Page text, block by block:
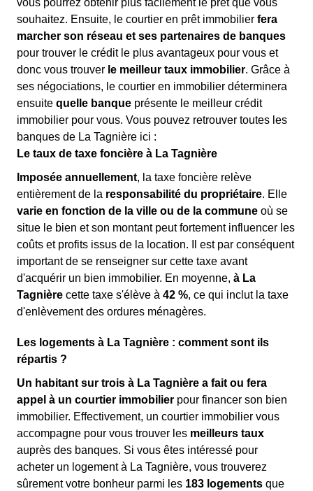
vous pourrez obtenir plus facilement le prêt que vous
souhaitez. Ensuite, le courtier en prêt immobilier fera
marcher son réseau et ses partenaires de banques
pour trouver le crédit le plus avantageux pour vous et
donc vous trouver le meilleur taux immobilier. Grâce à
ses négociations, le courtier en immobilier déterminera
ensuite quelle banque présente le meilleur crédit
immobilier pour vous. Vous pouvez retrouver toutes les
banques de La Tagnière ici :
Le taux de taxe foncière à La Tagnière
Imposée annuellement, la taxe foncière relève
entièrement de la responsabilité du propriétaire. Elle
varie en fonction de la ville ou de la commune où se
situe le bien et son montant peut fortement influencer les
coûts et profits issus de la location. Il est par conséquent
important de se renseigner sur cette taxe avant
d'acquérir un bien immobilier. En moyenne, à La
Tagnière cette taxe s'élève à 42 %, ce qui inclut la taxe
d'enlèvement des ordures ménagères.
Les logements à La Tagnière : comment sont ils
répartis ?
Un habitant sur trois à La Tagnière a fait ou fera
appel à un courtier immobilier pour financer son bien
immobilier. Effectivement, un courtier immobilier vous
accompagne pour vous trouver les meilleurs taux
auprès des banques. Si vous êtes intéressé pour
acheter un logement à La Tagnière, vous trouverez
sûrement votre bonheur parmi les 183 logements que